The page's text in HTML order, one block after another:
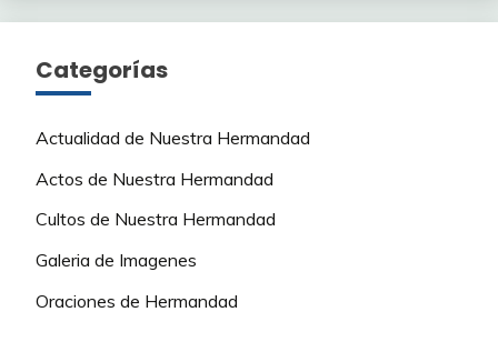
Categorías
Actualidad de Nuestra Hermandad
Actos de Nuestra Hermandad
Cultos de Nuestra Hermandad
Galeria de Imagenes
Oraciones de Hermandad